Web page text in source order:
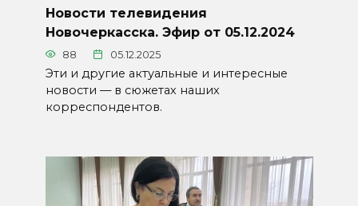
Новости телевидения
Новочеркасска. Эфир от 05.12.2024
88 05.12.2025
Эти и другие актуальные и интересные
новости — в сюжетах наших
корреспондентов.